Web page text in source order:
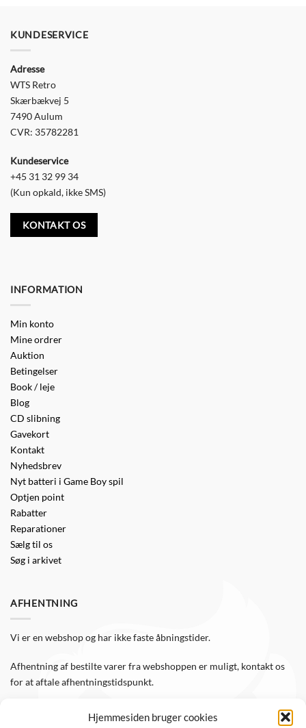
Hjemmesiden bruger cookies
KUNDESERVICE
Adresse
WTS Retro
Skærbækvej 5
7490 Aulum
CVR: 35782281
Kundeservice
+45 31 32 99 34
(Kun opkald, ikke SMS)
KONTAKT OS
INFORMATION
Min konto
Mine ordrer
Auktion
Betingelser
Book / leje
Blog
CD slibning
Gavekort
Kontakt
Nyhedsbrev
Nyt batteri i Game Boy spil
Optjen point
Rabatter
Reparationer
Sælg til os
Søg i arkivet
AFHENTNING
Vi er en webshop og har ikke faste åbningstider.
Afhentning af bestilte varer fra webshoppen er muligt, kontakt os
for at aftale afhentningstidspunkt.